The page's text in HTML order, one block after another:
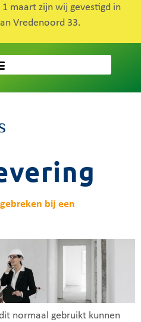
1 maart zijn wij gevestigd in
Vredenoord 33.
bij een
normaal gebruikt kunnen